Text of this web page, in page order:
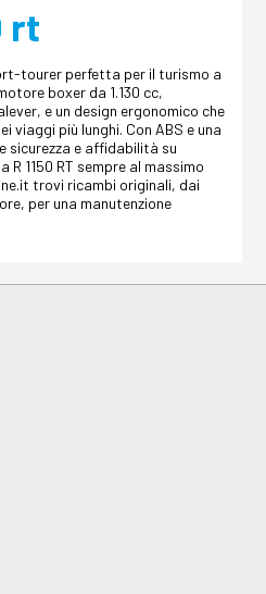
rt
tourer perfetta per il turismo a
boxer da 1.130 cc,
e un design ergonomico che
viaggi più lunghi. Con ABS e una
e affidabilità su
1150 RT sempre al massimo
trovi ricambi originali, dai
per una manutenzione